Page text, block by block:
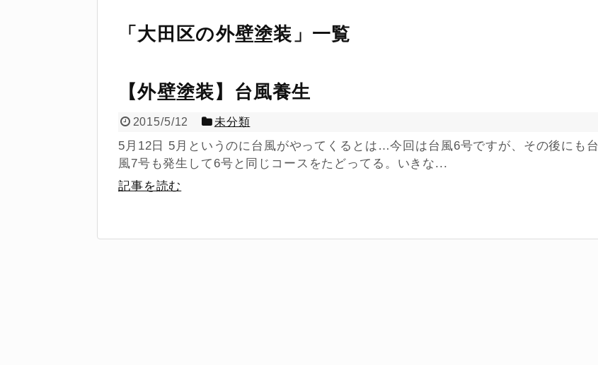
「 大田区の外壁塗装 」 一覧
【外壁塗装】台風養生
2015/5/12 未分類
5月12日 5月というのに台風がやってくるとは…今回は台風6号ですが、その後にも台
風7号も発生して6号と同じコースをたどってる。いきな...
記事を読む